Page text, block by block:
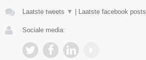
Laatste tweets ▼ | Laatste facebook posts
Sociale media: